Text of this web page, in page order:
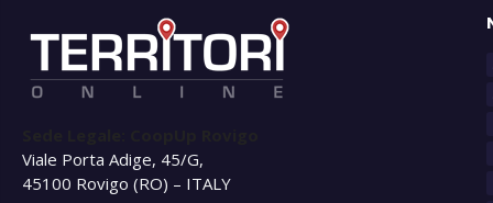
Viale Porta Adige, 45/G,
45100 Rovigo (RO) – ITALY